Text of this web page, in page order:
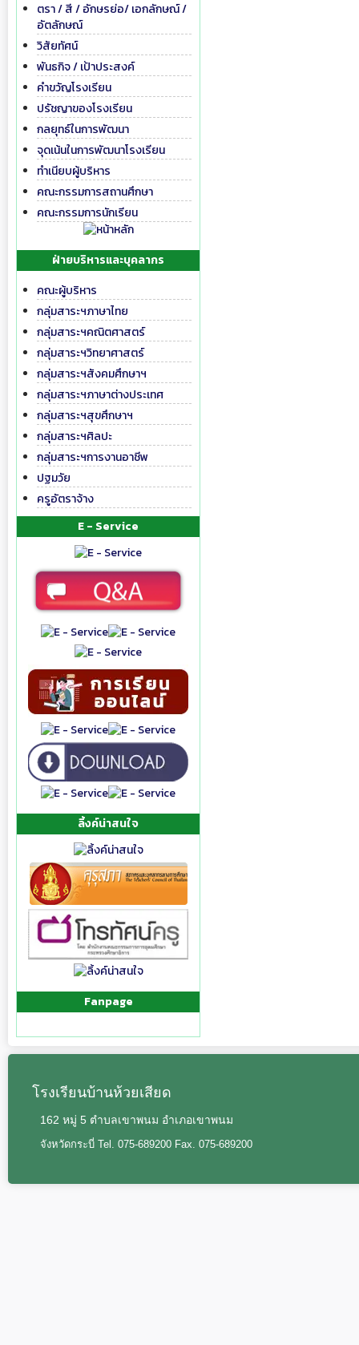
ตรา / สี / อักษรย่อ/ เอกลักษณ์ /
อัตลักษณ์
วิสัยทัศน์
พันธกิจ / เป้าประสงค์
คำขวัญโรงเรียน
ปรัชญาของโรงเรียน
กลยุทธ์ในการพัฒนา
จุดเน้นในการพัฒนาโรงเรียน
ทำเนียบผู้บริหาร
คณะกรรมการสถานศึกษา
คณะกรรมการนักเรียน
ฝ่ายบริหารและบุคลากร
คณะผู้บริหาร
กลุ่มสาระฯภาษาไทย
กลุ่มสาระฯคณิตศาสตร์
กลุ่มสาระฯวิทยาศาสตร์
กลุ่มสาระฯสังคมศึกษาฯ
กลุ่มสาระฯภาษาต่างประเทศ
กลุ่มสาระฯสุขศึกษาฯ
กลุ่มสาระฯศิลปะ
กลุ่มสาระฯการงานอาชีพ
ปฐมวัย
ครูอัตราจ้าง
E - Service
ลิ้งค์น่าสนใจ
Fanpage
โรงเรียนบ้านห้วยเสียด
162 หมู่ 5 ตำบลเขาพนม อำเภอเขาพนม
จังหวัดกระบี่ Tel. 075-689200 Fax. 075-689200